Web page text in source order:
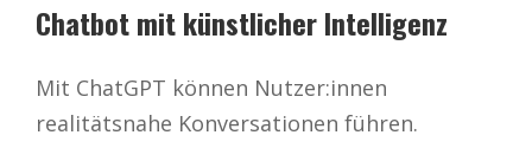
Chatbot mit künstlicher Intelligenz
Mit ChatGPT können Nutzer:innen
realitätsnahe Konversationen führen.